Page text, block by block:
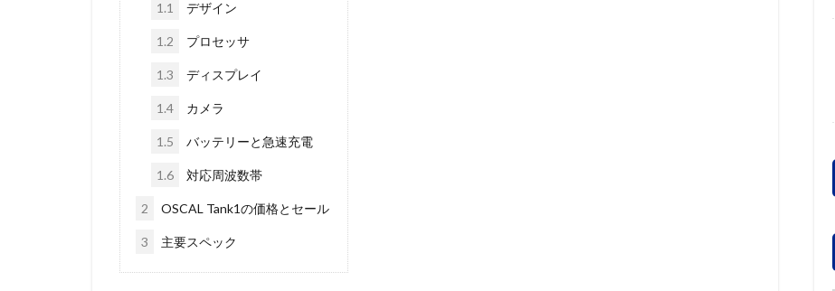
1.1 デザイン
1.2 プロセッサ
1.3 ディスプレイ
1.4 カメラ
1.5 バッテリーと急速充電
1.6 対応周波数帯
2 OSCAL Tank1の価格とセール
3 主要スペック